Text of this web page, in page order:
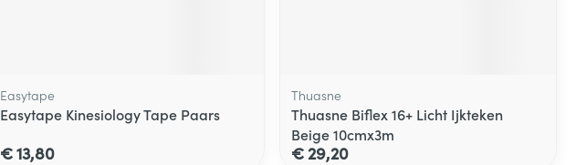
Easytape
Easytape Kinesiology Tape Paars
€ 13,80
Thuasne
Thuasne Biflex 16+ Licht Ijkteken
Beige 10cmx3m
€ 29,20